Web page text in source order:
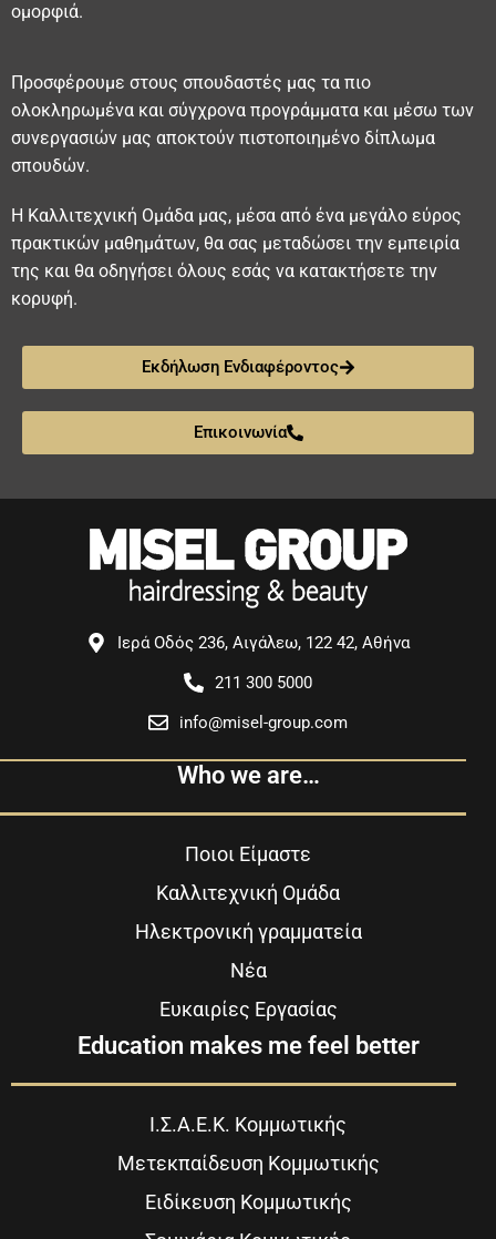
ομορφιά.
Προσφέρουμε στους σπουδαστές μας τα πιο
ολοκληρωμένα και σύγχρονα προγράμματα και μέσω των
συνεργασιών μας αποκτούν πιστοποιημένο δίπλωμα
σπουδών.
Η Καλλιτεχνική Ομάδα μας, μέσα από ένα μεγάλο εύρος
πρακτικών μαθημάτων, θα σας μεταδώσει την εμπειρία
της και θα οδηγήσει όλους εσάς να κατακτήσετε την
κορυφή.
Εκδήλωση Ενδιαφέροντος
Επικοινωνία
Ιερά Οδός 236, Αιγάλεω, 122 42, Αθήνα
211 300 5000
info@misel-group.com
Who we are…
Ποιοι Είμαστε
Καλλιτεχνική Ομάδα
Ηλεκτρονική γραμματεία
Νέα
Ευκαιρίες Εργασίας
Education makes me feel better
Ι.Σ.Α.Ε.Κ. Κομμωτικής
Μετεκπαίδευση Κομμωτικής
Ειδίκευση Κομμωτικής